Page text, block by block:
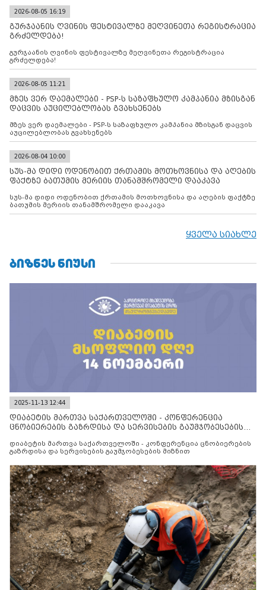
2026-08-05 16:19
გურჯაანის ღვინის ფესტივალზე მეღვინეთა რეგისტრაცია
გრძელდება!
გურჯაანის ღვინის ფესტივალზე მეღვინეთა რეგისტრაცია
გრძელდება!
2026-08-05 11:21
მზეს ვერ დაემალები - PSP-ს საზაფხულო კამპანია მზისგან
დაცვის აუცილებლობას გვახსენებს
მზეს ვერ დაემალები - PSP-ს საზაფხულო კამპანია მზისგან დაცვის
აუცილებლობას გვახსენებს
2026-08-04 10:00
სუს-მა დიდი ოდენობით ქრთამის მოთხოვნისა და აღების
ფაქტზე ბათუმის მერიის თანამშრომელი დააკავა
სუს-მა დიდი ოდენობით ქრთამის მოთხოვნისა და აღების ფაქტზე
ბათუმის მერიის თანამშრომელი დააკავა
ყველა სიახლე
ᲑᲘᲖᲜᲔᲡ ᲜᲘᲣᲡᲘ
2025-11-13 12:44
დიაბეტის მართვა საქართველოში - კონფერენცია
ცნობიერების გაზრდისა და სერვისების გაუმჯობესების
დიაბეტის მართვა საქართველოში - კონფერენცია ცნობიერების
გაზრდისა და სერვისების გაუმჯობესების მიზნით